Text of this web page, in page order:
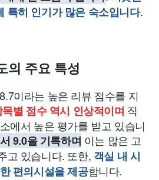
특히 인기가 많은 숙소입니다.
의 주요 특성
이라는 높은 리뷰 점수를 지
별 점수 역시 인상적이며 직
에서 높은 평가를 받고 있습니
9.0을 기록하며 이는 많은 고
고 있습니다. 또한, 객실 내 시
편의시설을 제공합니다.